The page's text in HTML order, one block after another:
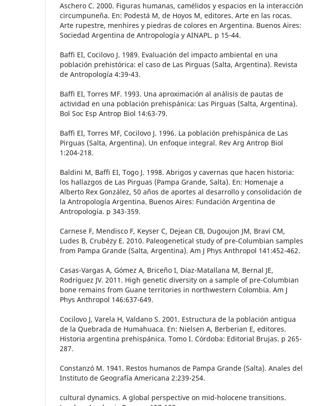
Aschero C. 2000. Figuras humanas, camélidos y espacios en la interacción
circumpuneña. En: Podestá M, de Hoyos M, editores. Arte en las rocas.
Arte rupestre, menhires y piedras de colores en Argentina. Buenos Aires:
Sociedad Argentina de Antropología y AINAPL. p 15-44.
Baffi EI, Cocilovo J. 1989. Evaluación del impacto ambiental en una
población prehistórica: el caso de Las Pirguas (Salta, Argentina). Revista
de Antropología 4:39-43.
Baffi EI, Torres MF. 1993. Una aproximación al análisis de pautas de
actividad en una población prehispánica: Las Pirguas (Salta, Argentina).
Bol Soc Esp Antrop Biol 14:63-79.
Baffi EI, Torres MF, Cocilovo J. 1996. La población prehispánica de Las
Pirguas (Salta, Argentina). Un enfoque integral. Rev Arg Antrop Biol
1:204-218.
Baldini M, Baffi EI, Togo J. 1998. Abrigos y cavernas que hacen historia:
los hallazgos de Las Pirguas (Pampa Grande, Salta). En: Homenaje a
Alberto Rex González, 50 años de aportes al desarrollo y consolidación de
la Antropología Argentina. Buenos Aires: Fundación Argentina de
Antropología. p 343-359.
Carnese F, Mendisco F, Keyser C, Dejean CB, Dugoujon JM, Bravi CM,
Ludes B, Crubézy E. 2010. Paleogenetical study of pre-Columbian samples
from Pampa Grande (Salta, Argentina). Am J Phys Anthropol 141:452-462.
Casas-Vargas A, Gómez A, Briceño I, Díaz-Matallana M, Bernal JE,
Rodríguez JV. 2011. High genetic diversity on a sample of pre-Columbian
bone remains from Guane territories in northwestern Colombia. Am J
Phys Anthropol 146:637-649.
Cocilovo J, Varela H, Valdano S. 2001. Estructura de la población antigua
de la Quebrada de Humahuaca. En: Nielsen A, Berberian E, editores.
Historia argentina prehispánica. Tomo I. Córdoba: Editorial Brujas. p 265-
287.
Constanzó M. 1941. Restos humanos de Pampa Grande (Salta). Anales del
Instituto de Geografía Americana 2:239-254.
cultural dynamics. A global perspective on mid-holocene transitions.